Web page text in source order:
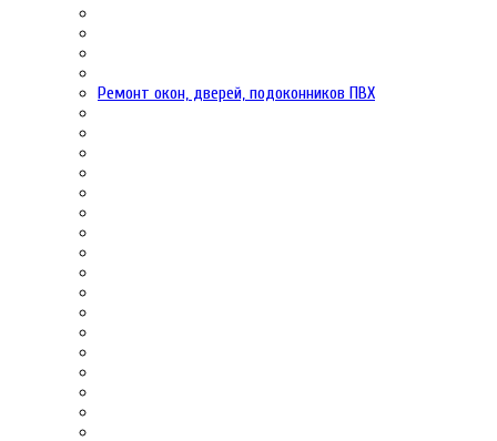
Ремонт окон, дверей, подоконников ПВХ